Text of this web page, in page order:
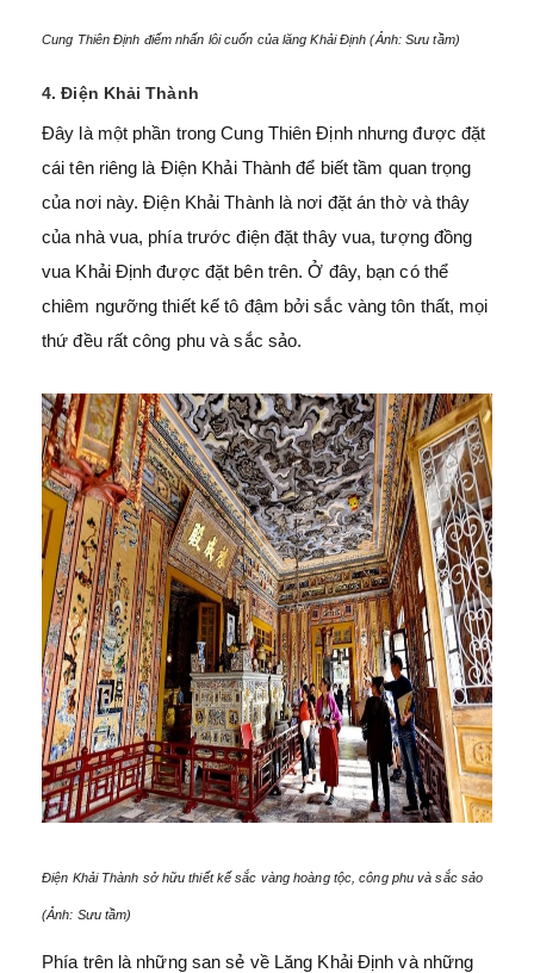
Cung Thiên Định điểm nhấn lôi cuốn của lăng Khải Định (Ảnh: Sưu tầm)
4. Điện Khải Thành
Đây là một phần trong Cung Thiên Định nhưng được đặt
cái tên riêng là Điện Khải Thành để biết tầm quan trọng
của nơi này. Điện Khải Thành là nơi đặt án thờ và thây
của nhà vua, phía trước điện đặt thây vua, tượng đồng
vua Khải Định được đặt bên trên. Ở đây, bạn có thể
chiêm ngưỡng thiết kế tô đậm bởi sắc vàng tôn thất, mọi
thứ đều rất công phu và sắc sảo.
Điện Khải Thành sở hữu thiết kế sắc vàng hoàng tộc, công phu và sắc sảo
(Ảnh: Sưu tầm)
Phía trên là những san sẻ về Lăng Khải Định và những